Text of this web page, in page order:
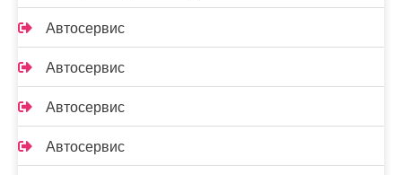
Автосервис
Автосервис
Автосервис
Автосервис